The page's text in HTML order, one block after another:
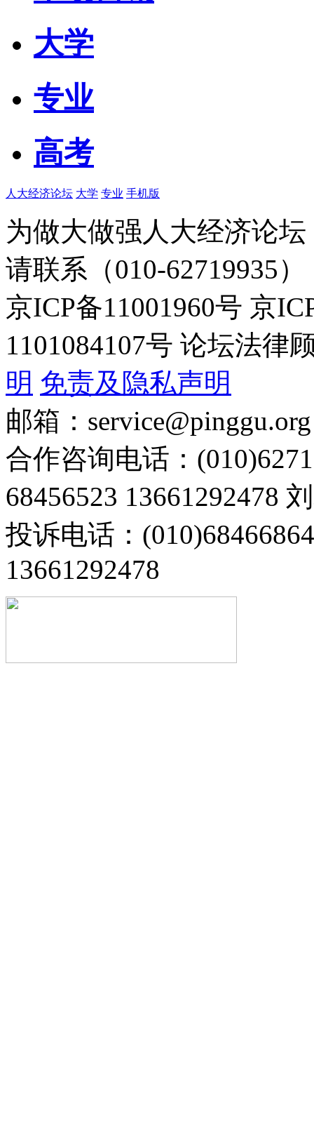
大学
专业
高考
人大经济论坛 大学 专业 手机版
为做大做强人大经济论
请联系（010-62719935）
京ICP备11001960号 京
1101084107号 论坛法律
明 免责及隐私声明
邮箱：service@pinggu.org
合作咨询电话：
68456523 13661292478
投诉电话：
13661292478